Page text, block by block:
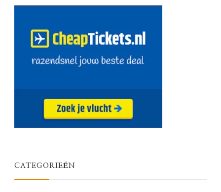
CATEGORIEËN